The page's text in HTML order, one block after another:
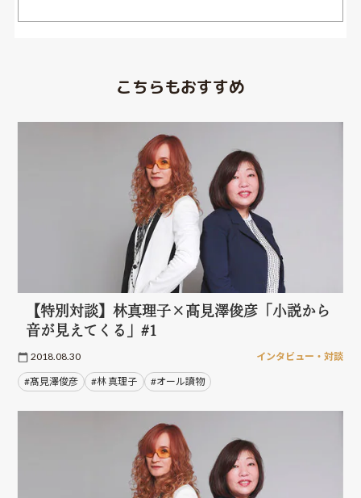
こちらもおすすめ
【特別対談】林真理子×髙見澤俊彦「小説から
音が見えてくる」#1
2018.08.30 インタビュー・対談
#髙見澤俊彦 #林 真理子 #オール讀物